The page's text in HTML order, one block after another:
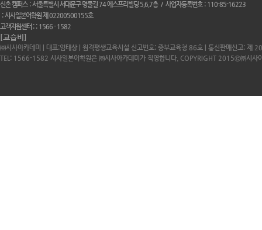
신촌 캠퍼스
서울특별시 서대문구 명물길 74 에스프리빌딩 5,6,7층 사업자등록번호
110-85-16223
시사일본어학원 제 02200500155호
고객지원센터 :
1566 - 1582
[교습비]
㈜시사아카데미 | 대표:엄태상 | 원격평생교육시설 신고번호: 중부교육청 86호 | 통신판매신고: 제
TEL: 1566-1582 시사일본어학원은 ㈜시사아카데미가 직영합니다. COPYRIGHT 2015ⓒ㈜시사